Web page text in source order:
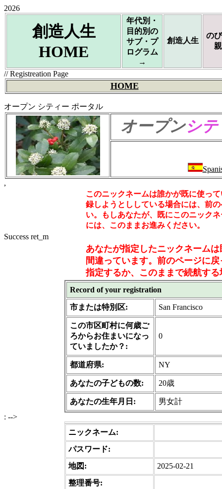
2026
創造人生
HOME
年代別・
目的別の
サブ・プ
ログラム
→
創造人生
の
// Registreation Page
HOME
オープン シティー ポータル
オープンシテ
,
このニックネームは誰かが既に使っ
録しようとししている場合には、前
い。もしあなたが、既にこのニック
には、このままお進みください。
Success ret_m
あなたが指定したニックネーム
間違っています。前のページに
指定するか、このままで続航す
Record of your registration
市または特別区: San Francisco
この市区町村に何歳ご
ろからお住まいになっ
ていましたか？:
0
都道府県: NY
あなたの子どもの数: 20歳
あなたの生年月日:
男女計
: -->
ニックネーム:
パスワード:
地図:
2025-02-21
整理番号: